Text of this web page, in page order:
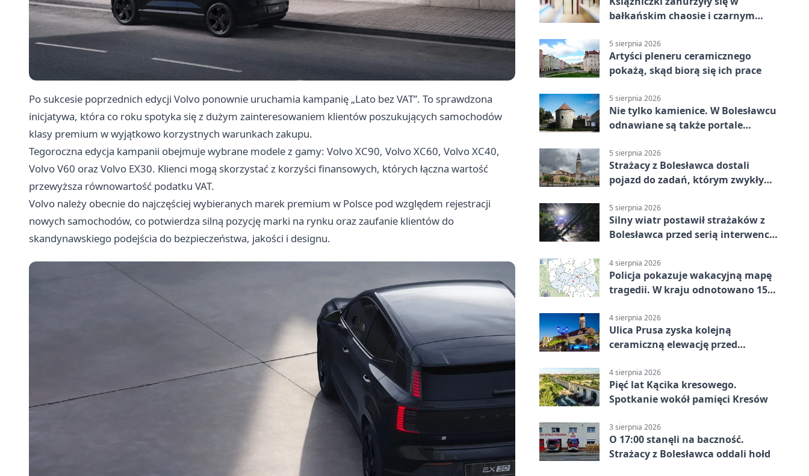
Po sukcesie poprzednich edycji Volvo ponownie uruchamia kampanię „Lato bez VAT”. To sprawdzona
inicjatywa, która co roku spotyka się z dużym zainteresowaniem klientów poszukujących samochodów
klasy premium w wyjątkowo korzystnych warunkach zakupu.
Tegoroczna edycja kampanii obejmuje wybrane modele z gamy: Volvo XC90, Volvo XC60, Volvo XC40,
Volvo V60 oraz Volvo EX30. Klienci mogą skorzystać z korzyści finansowych, których łączna wartość
przewyższa równowartość podatku VAT.
Volvo należy obecnie do najczęściej wybieranych marek premium w Polsce pod względem rejestracji
nowych samochodów, co potwierdza silną pozycję marki na rynku oraz zaufanie klientów do
skandynawskiego podejścia do bezpieczeństwa, jakości i designu.
bałkańskim chaosie i czarnym
5 sierpnia 2026
Artyści pleneru ceramicznego
pokażą, skąd biorą się ich prace
5 sierpnia 2026
Nie tylko kamienice. W Bolesławcu
odnawiane są także portale
5 sierpnia 2026
Strażacy z Bolesławca dostali
pojazd do zadań, którym zwykły
5 sierpnia 2026
Silny wiatr postawił strażaków z
Bolesławca przed serią interwencji
4 sierpnia 2026
Policja pokazuje wakacyjną mapę
tragedii. W kraju odnotowano 155
4 sierpnia 2026
Ulica Prusa zyska kolejną
ceramiczną elewację przed
4 sierpnia 2026
Pięć lat Kącika kresowego.
Spotkanie wokół pamięci Kresów
3 sierpnia 2026
O 17:00 stanęli na baczność.
Strażacy z Bolesławca oddali hołd